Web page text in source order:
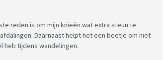
reden is om mijn knieën wat extra steun te
Daarnaast helpt het een beetje om niet
heb tijdens wandelingen.